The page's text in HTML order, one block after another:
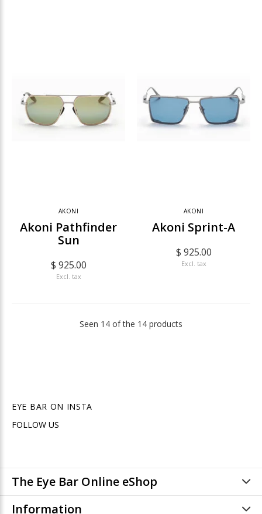
AKONI
Akoni Pathfinder
Sun
$ 925.00
Excl. tax
AKONI
Akoni Sprint-A
$ 925.00
Excl. tax
Seen 14 of the 14 products
EYE BAR ON INSTA
FOLLOW US
The Eye Bar Online eShop
Information